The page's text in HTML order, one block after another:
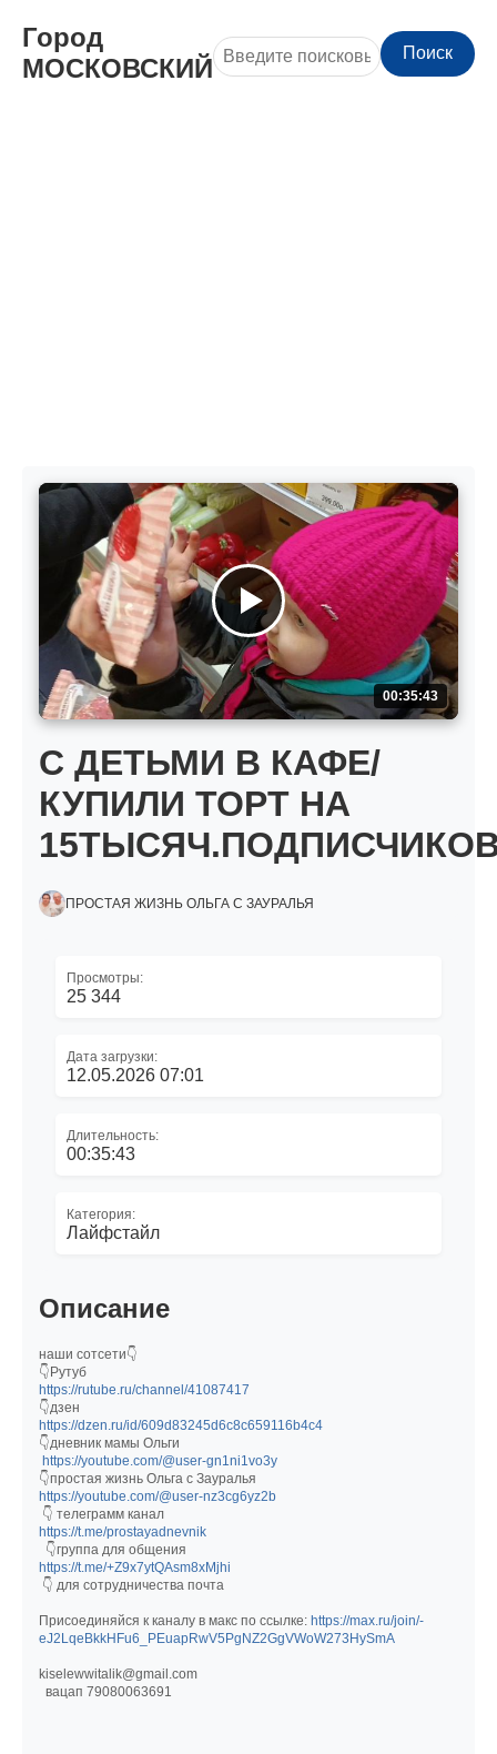
Город
МОСКОВСКИЙ
Поиск
00:35:43
С ДЕТЬМИ В КАФЕ/
КУПИЛИ ТОРТ НА
ПРОСТАЯ ЖИЗНЬ ОЛЬГА С ЗАУРАЛЬЯ
Просмотры:
25 344
Дата загрузки:
12.05.2026 07:01
Длительность:
00:35:43
Категория:
Лайфстайл
Описание
наши сотсети👇
👇Рутуб
https://rutube.ru/channel/41087417
👇дзен
https://dzen.ru/id/609d83245d6c8c659116b4c4
👇дневник мамы Ольги
https://youtube.com/@user-gn1ni1vo3y
👇простая жизнь Ольга с Зауралья
https://youtube.com/@user-nz3cg6yz2b
👇 телеграмм канал
https://t.me/prostayadnevnik
👇группа для общения
https://t.me/+Z9x7ytQAsm8xMjhi
👇 для сотрудничества почта
Присоединяйся к каналу в макс по ссылке: https://max.ru/join/-
eJ2LqeBkkHFu6_PEuapRwV5PgNZ2GgVWoW273HySmA
kiselewwitalik@gmail.com
вацап 79080063691